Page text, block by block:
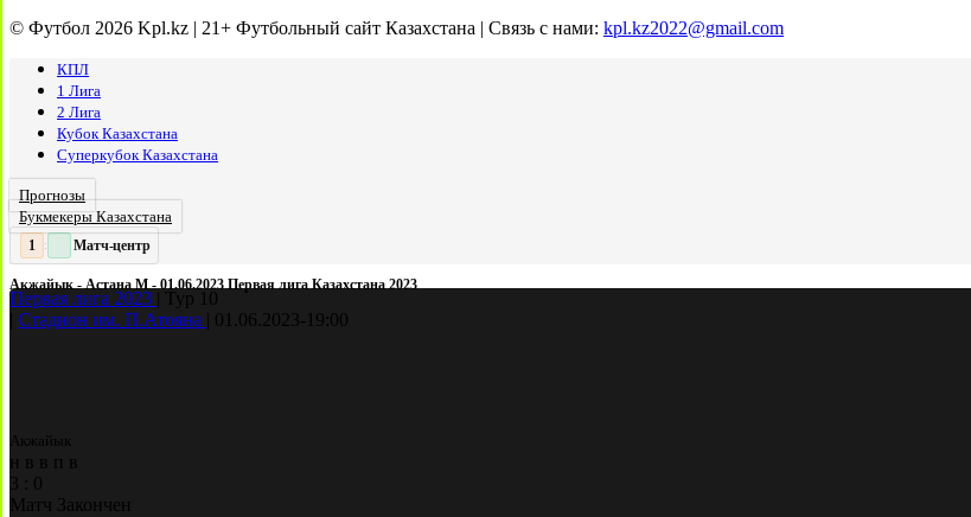
© Футбол 2026 Kpl.kz | 21+ Футбольный сайт Казахстана | Связь с нами: kpl.kz2022@gmail.com
КПЛ
1 Лига
2 Лига
Кубок Казахстана
Суперкубок Казахстана
Прогнозы
Букмекеры Казахстана
: Матч-центр
Акжайык - Астана М - 01.06.2023 Первая лига Казахстана 2023
Первая лига 2023
Тур 10
Стадион им. П.Атояна 01.06.2023- 19:00
Акжайык
н в в п
в
3
0
Матч Закончен